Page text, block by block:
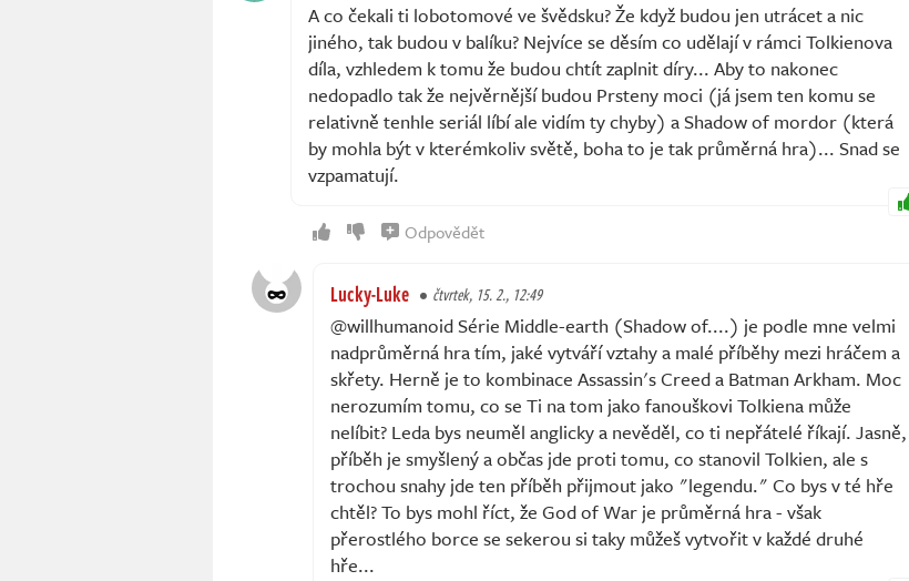
A co čekali ti lobotomové ve švědsku? Že když budou jen utrácet a nic
jiného, tak budou v balíku? Nejvíce se děsím co udělají v rámci Tolkienova
díla, vzhledem k tomu že budou chtít zaplnit díry... Aby to nakonec
nedopadlo tak že nejvěrnější budou Prsteny moci (já jsem ten komu se
relativně tenhle seriál líbí ale vidím ty chyby) a Shadow of mordor (která
by mohla být v kterémkoliv světě, boha to je tak průměrná hra)... Snad se
vzpamatují.
Odpovědět
Lucky-Luke čtvrtek, 15. 2., 12:49
@willhumanoid Série Middle-earth (Shadow of....) je podle mne velmi
nadprůměrná hra tím, jaké vytváří vztahy a malé příběhy mezi hráčem a
skřety. Herně je to kombinace Assassin's Creed a Batman Arkham. Moc
nerozumím tomu, co se Ti na tom jako fanouškovi Tolkiena může
nelíbit? Leda bys neuměl anglicky a nevěděl, co ti nepřátelé říkají. Jasně,
příběh je smyšlený a občas jde proti tomu, co stanovil Tolkien, ale s
trochou snahy jde ten příběh přijmout jako "legendu." Co bys v té hře
chtěl? To bys mohl říct, že God of War je průměrná hra - však
přerostlého borce se sekerou si taky můžeš vytvořit v každé druhé
hře...